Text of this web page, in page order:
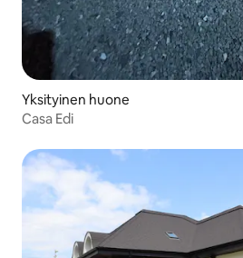
Yksityinen huone
Casa Edi